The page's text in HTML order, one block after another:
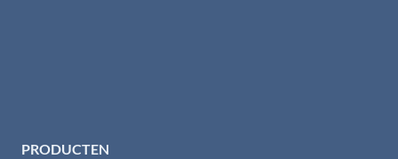
PRODUCTEN